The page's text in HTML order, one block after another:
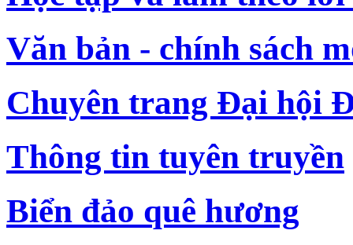
Văn bản - chính sách
Chuyên trang Đại hội
Thông tin tuyên truyền
Biển đảo quê hương